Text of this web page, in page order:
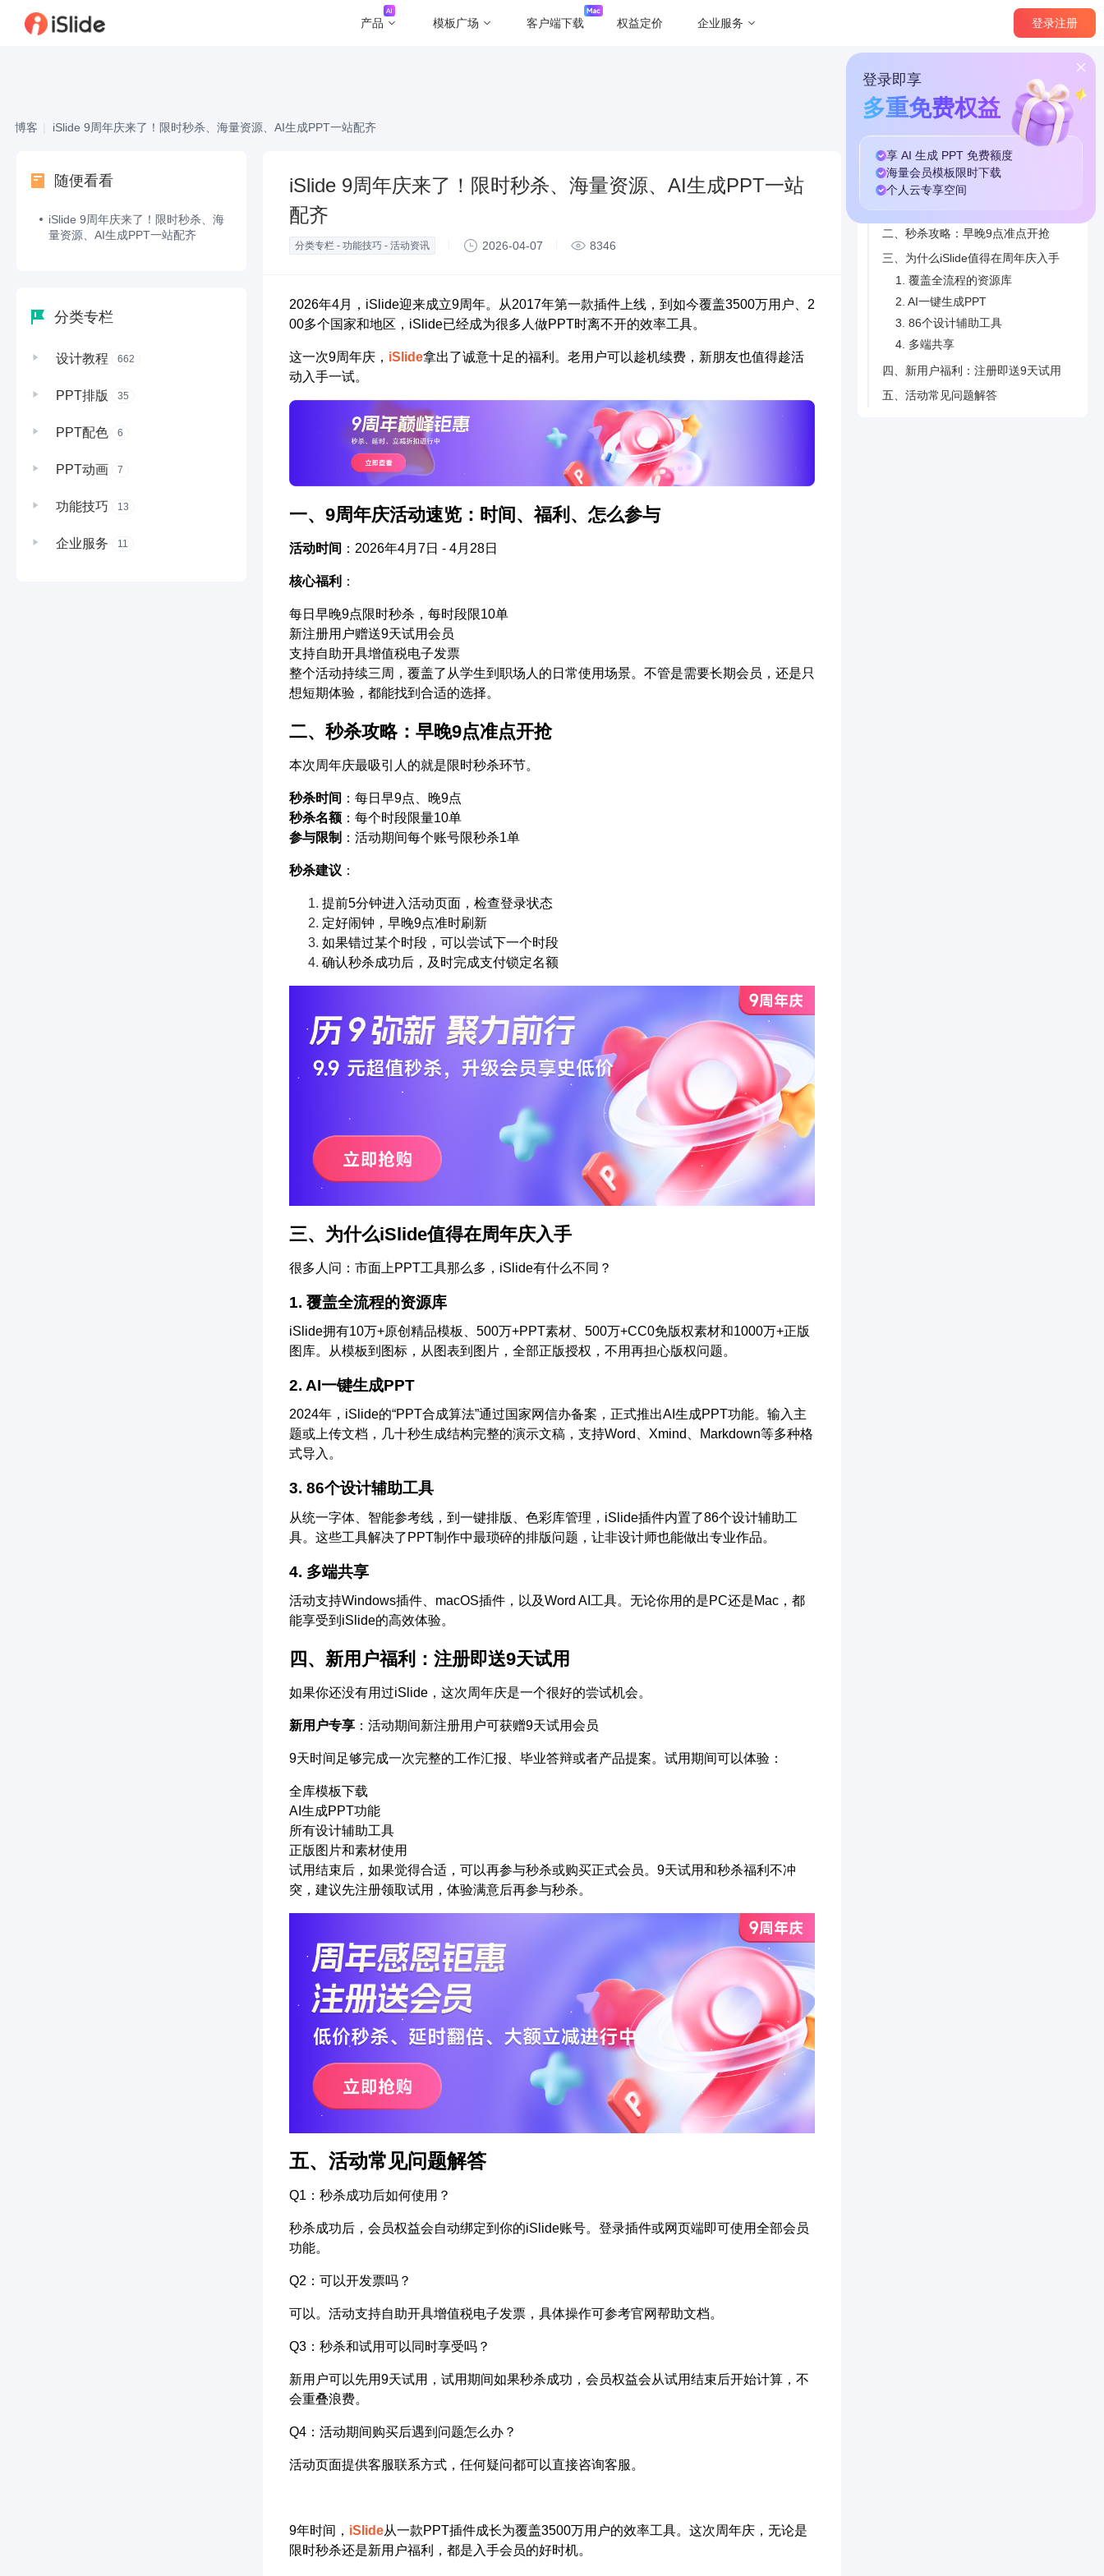
产品 模板广场 客户端下载 权益定价 企业服务 登录注册
登录即享
多重免费权益
享 AI 生成 PPT 免费额度
海量会员模板 限时下载
个人云专享空间
博客 iSlide 9周年庆来了！限时秒杀、海量资源、AI生成PPT一站配齐
随便看看
iSlide 9周年庆来了！限时秒杀、海
量资源、AI生成PPT一站配齐
分类专栏
设计教程 662
PPT排版 35
PPT配色 6
PPT动画 7
功能技巧 13
企业服务 11
iSlide 9周年庆来了！限时秒杀、海量资源、AI生成PPT一站
配齐
分类专栏 - 功能技巧 - 活动资讯 2026-04-07 8346
2026年4月，iSlide迎来成立9周年。从2017年第一款插件上线，到如今覆盖3500万用户、2
00多个国家和地区，iSlide已经成为很多人做PPT时离不开的效率工具。
这一次9周年庆， iSlide拿出了诚意十足的福利。老用户可以趁机续费，新朋友也值得趁活
动入手一试。
一、9周年庆活动速览：时间、福利、怎么参与
活动时间 ：2026年4月7日 - 4月28日
核心福利 ：
每日早晚9点限时秒杀，每时段限10单
新注册用户赠送9天试用会员
支持自助开具增值税电子发票
整个活动持续三周，覆盖了从学生到职场人的日常使用场景。不管是需要长期会员，还是只
想短期体验，都能找到合适的选择。
二、秒杀攻略：早晚9点准点开抢
本次周年庆最吸引人的就是限时秒杀环节。
秒杀时间 ：每日早9点、晚9点
秒杀名额 ：每个时段限量10单
参与限制 ：活动期间每个账号限秒杀1单
秒杀建议 ：
提前5分钟进入活动页面，检查登录状态
定好闹钟，早晚9点准时刷新
如果错过某个时段，可以尝试下一个时段
确认秒杀成功后，及时完成支付锁定名额
三、为什么iSlide值得在周年庆入手
很多人问：市面上PPT工具那么多，iSlide有什么不同？
1. 覆盖全流程的资源库
iSlide拥有10万+原创精品模板、500万+PPT素材、500万+CC0免版权素材和1000万+正版
图库。从模板到图标，从图表到图片，全部正版授权，不用再担心版权问题。
2. AI一键生成PPT
2024年，iSlide的“PPT合成算法”通过国家网信办备案，正式推出AI生成PPT功能。输入主
题或上传文档，几十秒生成结构完整的演示文稿，支持Word、Xmind、Markdown等多种格
式导入。
3. 86个设计辅助工具
从统一字体、智能参考线，到一键排版、色彩库管理，iSlide插件内置了86个设计辅助工
具。这些工具解决了PPT制作中最琐碎的排版问题，让非设计师也能做出专业作品。
4. 多端共享
活动支持Windows插件、macOS插件，以及Word AI工具。无论你用的是PC还是Mac，都
能享受到iSlide的高效体验。
四、新用户福利：注册即送9天试用
如果你还没有用过iSlide，这次周年庆是一个很好的尝试机会。
新用户专享 ：活动期间新注册用户可获赠9天试用会员
9天时间足够完成一次完整的工作汇报、毕业答辩或者产品提案。试用期间可以体验：
全库模板下载
AI生成PPT功能
所有设计辅助工具
正版图片和素材使用
试用结束后，如果觉得合适，可以再参与秒杀或购买正式会员。9天试用和秒杀福利不冲
突，建议先注册领取试用，体验满意后再参与秒杀。
五、活动常见问题解答
Q1：秒杀成功后如何使用？
秒杀成功后，会员权益会自动绑定到你的iSlide账号。登录插件或网页端即可使用全部会员
功能。
Q2：可以开发票吗？
可以。活动支持自助开具增值税电子发票，具体操作可参考官网帮助文档。
Q3：秒杀和试用可以同时享受吗？
新用户可以先用9天试用，试用期间如果秒杀成功，会员权益会从试用结束后开始计算，不
会重叠浪费。
Q4：活动期间购买后遇到问题怎么办？
活动页面提供客服联系方式，任何疑问都可以直接咨询客服。
9年时间， iSlide从一款PPT插件成长为覆盖3500万用户的效率工具。这次周年庆，无论是
限时秒杀还是新用户福利，都是入手会员的好时机。
本篇目录
二、秒杀攻略：早晚9点准点开抢
三、为什么iSlide值得在周年庆入手
1. 覆盖全流程的资源库
2. AI一键生成PPT
3. 86个设计辅助工具
4. 多端共享
四、新用户福利：注册即送9天试用
五、活动常见问题解答